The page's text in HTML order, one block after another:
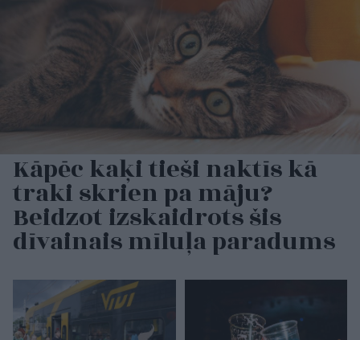
Kāpēc kaķi tieši naktīs kā
traki skrien pa māju?
Beidzot izskaidrots šis
dīvainais mīluļa paradums